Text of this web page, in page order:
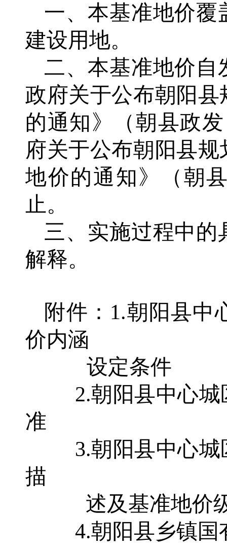
一、本基准地价覆
建设用地。
二、本基准地价自
政府关于公布朝阳
的通知》（朝县政
府关于公布朝阳县
地价的通知》（朝
止。
三、实施过程中
解释。
附件： 1.朝阳县中
价内涵
设定条件
2.朝阳县中心
准
3.朝阳县中心
描
述及基准地价
4.朝阳县乡镇